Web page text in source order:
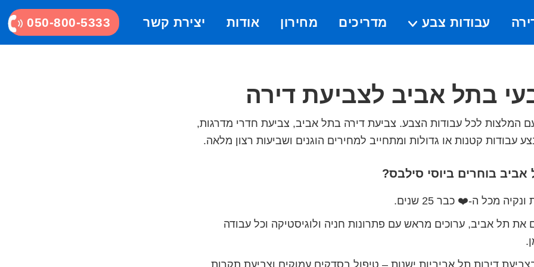
עבודות צבע Submenu
מדריכים מחירון אודות יצירת קשר 050-800-5333
בתל אביב לצביעת דירה
המלצות לכל עבודות הצבע. צביעת דירה בתל אביב, צביעת חדרי מדרגות,
עבודות קטנות או גדולות ומתחייב למחירים הוגנים ושביעות רצון מלאה.
בוחרים ביוסי סילבס?
מכל ה-❤️ כבר 25 שנים.
את תל אביב, ערוכים מראש עם פתרונות חניה ולוגיסטיקה וכל עבודה
בצביעת דירות תל אביביות ישנות – טיפול בסדקים עמוקים וצביעת תקרות